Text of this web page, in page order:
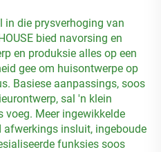
in die prysverhoging van
bied navorsing en
en produksie alles op een
gee om huisontwerpe op
Basiese aanpassings, soos
sal 'n klein
voeg. Meer ingewikkelde
afwerkings insluit, ingeboude
funksies soos